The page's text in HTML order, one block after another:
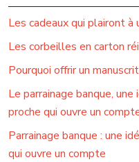
Les cadeaux qui plairont à
Les corbeilles en carton
Pourquoi offrir un
Le parrainage banque,
proche qui ouvre un
Parrainage banque : une
qui ouvre un compte